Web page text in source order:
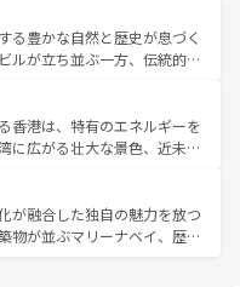
の多彩な魅力を心ゆくまで味
しい。 なお、新着の韓国情報はコンテンツ一
く。ハノイの古い町並みやホ
代の建物も、独特の雰囲気を
エティの豊かさとおいしさで
トナムコーヒーなどは、ぜ
域を訪れてもあたたかい人々
、きっと忘れられない旅にな
る豊かな自然と歴史が息づく
ルが立ち並ぶ一方、伝統的な
はチェンマイなどの山岳地
はプーケットやクラビの美し
しむことができる。タイ料理
、どの季節にも異なる楽しみ
タイの人々、仏教を中心とし
源が、訪れる旅人を魅了し続
香港は、特有のエネルギーを
に広がる壮大な景色、近未来
ず。観光スポットが密集し
回れるのも魅力。息をのむよ
で、香港を存分に楽しみ尽く
が融合した独自の魅力を放つ
物が並ぶマリーナベイ、歴史